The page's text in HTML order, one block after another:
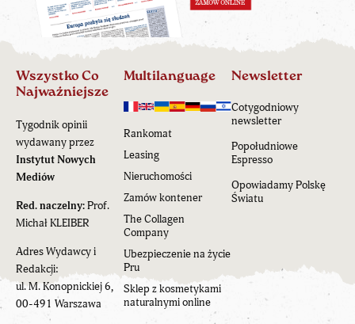
Wszystko Co
Najważniejsze
Tygodnik opinii
wydawany przez
Instytut Nowych
Mediów
Red. naczelny:Prof.
Michał KLEIBER
Adres Wydawcy i
Redakcji:
ul. M. Konopnickiej 6,
00-491 Warszawa
Multilanguage
Rankomat
Leasing
Nieruchomości
Zamów kontener
The Collagen
Company
Ubezpieczenie na życie
Pru
Sklep z kosmetykami
naturalnymi online
Newsletter
Cotygodniowy
newsletter
Popołudniowe
Espresso
Opowiadamy Polskę
Światu